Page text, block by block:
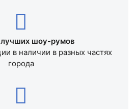
шоу-румов
в наличии в разных частях
города